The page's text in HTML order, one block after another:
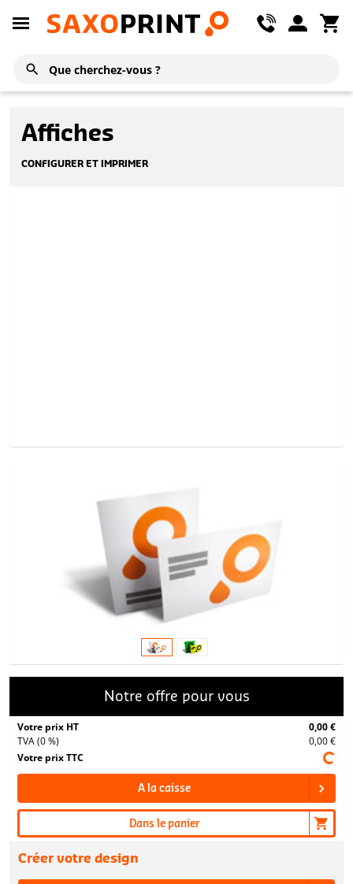
Affiches
CONFIGURER ET IMPRIMER
Notre offre pour vous
Votre prix HT
0,00 €
TVA (0 %)
0,00 €
Votre prix TTC
A la caisse
Dans le panier
Créer votre design